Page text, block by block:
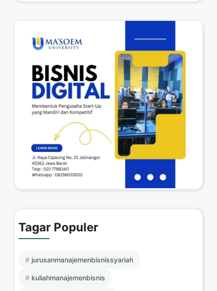
Tagar Populer
jurusanmanajemenbisnissyariah
kuliahmanajemenbisnis